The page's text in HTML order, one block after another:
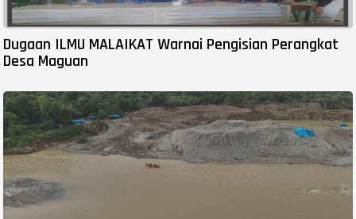
Dugaan ILMU MALAIKAT Warnai Pengisian Perangkat
Desa Maguan